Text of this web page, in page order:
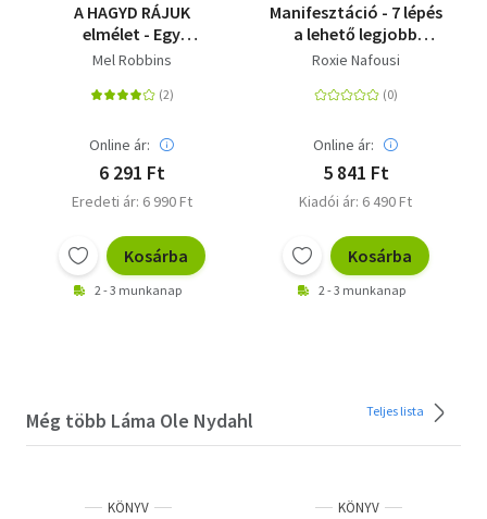
A HAGYD RÁJUK
elmélet - Egy
sorsfordító eszköz,
változtatta meg
Mel Robbins
Online ár:
6 291 Ft
Eredeti ár: 6 990 Ft
Kosárba
2 - 3 munkanap
Manifesztáció - 7 lépés
a lehető legjobb
élethez
Roxie Nafousi
Online ár:
5 841 Ft
Kiadói ár: 6 490 Ft
Kosárba
2 - 3 munkanap
Még több Láma Ole Nydahl Teljes lista
KÖNYV KÖNYV